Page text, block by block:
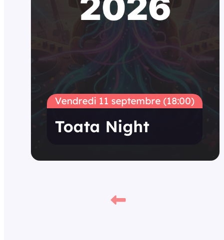
Vendredi 11 septembre (18:00)
Toata Night